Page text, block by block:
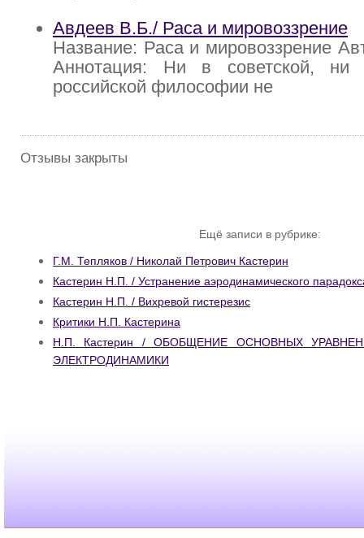
Авдеев В.Б./ Раса и мировоззрение
Название: Раса и мировоззрение
Аннотация: Ни в советской, ни
российской философии не
Отзывы закрыты
Ещё записи в рубрике:
Г.М. Тепляков / Николай Петрович Кастерин
Кастерин Н.П. / Устранение аэродинамического
Кастерин Н.П. / Вихревой гистерезис
Критики Н.П. Кастерина
Н.П. Кастерин / ОБОБЩЕНИЕ ОСНОВНЫХ
ЭЛЕКТРОДИНАМИКИ